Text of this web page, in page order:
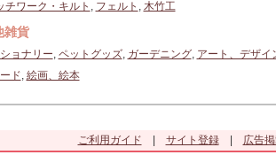
チワーク・キルト , フェルト , 木竹工
雑貨
ョナリー, ペットグッズ, ガーデニング, アート、デザイ
ド, 絵画、絵本
ご利用ガイド サイト登録|
広告